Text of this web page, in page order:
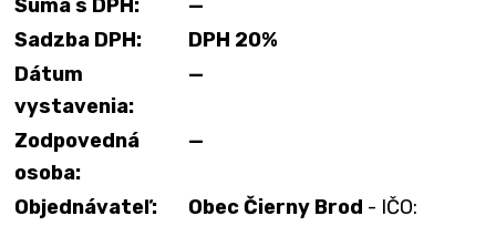
Suma s DPH:
—
Sadzba DPH:
DPH 20%
Dátum
vystavenia:
—
Zodpovedná
osoba:
—
Objednávateľ: Obec Čierny Brod - IČO: